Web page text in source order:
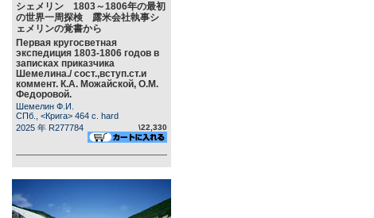
シェメリン 1803～1806年の最初
の世界一周探検 露米会社執事シ
ェメリンの覚書から
Первая кругосветная
экспедиция 1803-1806 годов в
записках приказчика
Шемелина./ сост.,вступ.ст.и
коммент. К.А. Можайской, О.М.
Федоровой.
Шемелин Ф.И.
СПб., <Крига> 464 c. hard
2025 年 R277784
\22,330